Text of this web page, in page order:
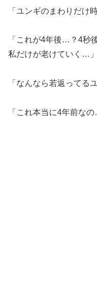
「ユンギのまわりだけ
「これが4年後…？4秒
私だけが老けていく…」
「なんなら若返ってる
「これ本当に4年前な